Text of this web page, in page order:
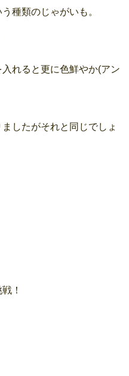
種類のじゃがいも。
れると更に色鮮やか(アン
したがそれと同じでしょ
！